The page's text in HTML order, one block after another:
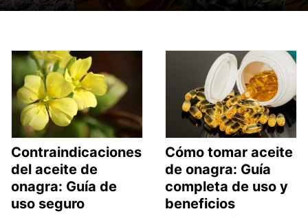
Contraindicaciones
del aceite de
onagra: Guía de
uso seguro
Cómo tomar aceite
de onagra: Guía
completa de uso y
beneficios